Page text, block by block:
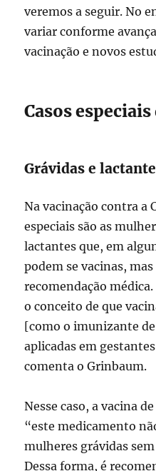
veremos a seguir. No
variar conforme
vacinação e novos
Casos
Grávidas e
Na vacinação contra a
especiais são as
lactantes que, em
podem se vacinas,
recomendação
o conceito de que
[como o imunizante
aplicadas em
comenta o Grinbaum.
Nesse caso, a vacina
“este medicamento
mulheres grávidas
Dessa forma, é